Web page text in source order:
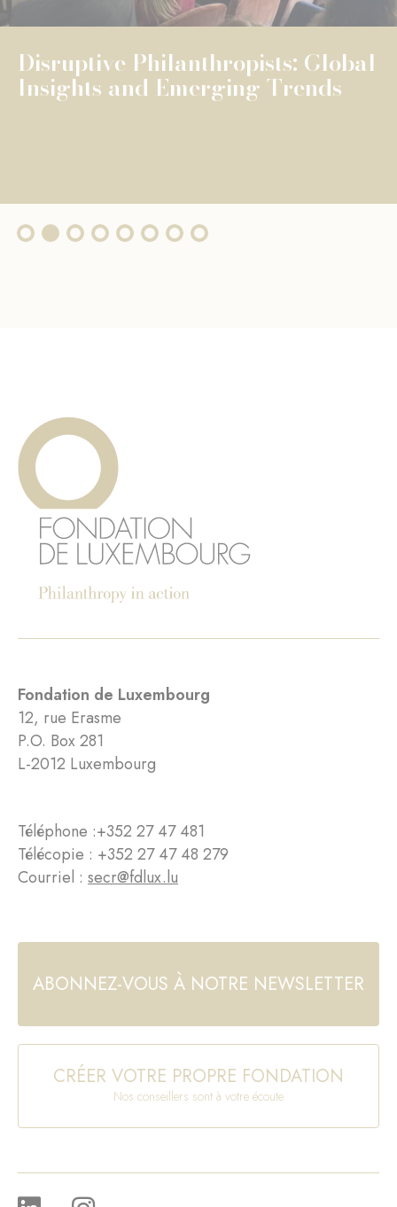
ÉDUCATION UNIVERSELLE ÉDUCATION UNIVERSELLE
Disruptive Philanthropists: Global
Insights and Emerging Trends
Fondation de Luxembourg
12, rue Erasme
P.O. Box 281
L-2012 Luxembourg
Téléphone :+352 27 47 481
Télécopie : +352 27 47 48 279
Courriel : secr@fdlux.lu
ABONNEZ-VOUS À NOTRE NEWSLETTER
CRÉER VOTRE PROPRE FONDATION
Nos conseillers sont à votre écoute